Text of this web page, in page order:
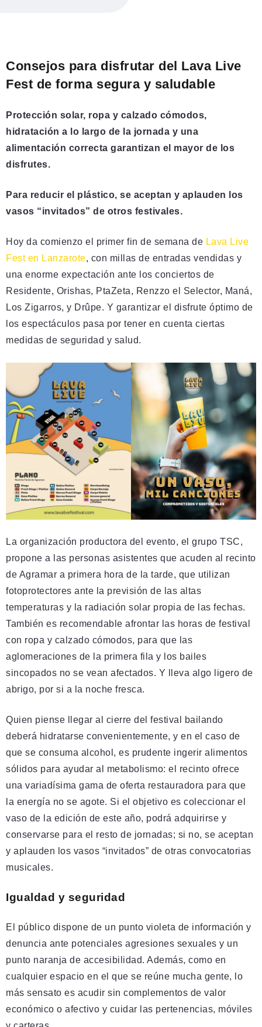
Consejos para disfrutar del Lava Live
Fest de forma segura y saludable
Protección solar, ropa y calzado cómodos,
hidratación a lo largo de la jornada y una
alimentación correcta garantizan el mayor de los
disfrutes.
Para reducir el plástico, se aceptan y aplauden los
vasos “invitados” de otros festivales.
Hoy da comienzo el primer fin de semana de Lava Live
Fest en Lanzarote, con millas de entradas vendidas y
una enorme expectación ante los conciertos de
Residente, Orishas, PtaZeta, Renzzo el Selector, Maná,
Los Zigarros, y Drûpe. Y garantizar el disfrute óptimo de
los espectáculos pasa por tener en cuenta ciertas
medidas de seguridad y salud.
La organización productora del evento, el grupo TSC,
propone a las personas asistentes que acuden al recinto
de Agramar a primera hora de la tarde, que utilizan
fotoprotectores ante la previsión de las altas
temperaturas y la radiación solar propia de las fechas.
También es recomendable afrontar las horas de festival
con ropa y calzado cómodos, para que las
aglomeraciones de la primera fila y los bailes
sincopados no se vean afectados. Y lleva algo ligero de
abrigo, por si a la noche fresca.
Quien piense llegar al cierre del festival bailando
deberá hidratarse convenientemente, y en el caso de
que se consuma alcohol, es prudente ingerir alimentos
sólidos para ayudar al metabolismo: el recinto ofrece
una variadísima gama de oferta restauradora para que
la energía no se agote. Si el objetivo es coleccionar el
vaso de la edición de este año, podrá adquirirse y
conservarse para el resto de jornadas; si no, se aceptan
y aplauden los vasos “invitados” de otras convocatorias
musicales.
Igualdad y seguridad
El público dispone de un punto violeta de información y
denuncia ante potenciales agresiones sexuales y un
punto naranja de accesibilidad. Además, como en
cualquier espacio en el que se reúne mucha gente, lo
más sensato es acudir sin complementos de valor
económico o afectivo y cuidar las pertenencias, móviles